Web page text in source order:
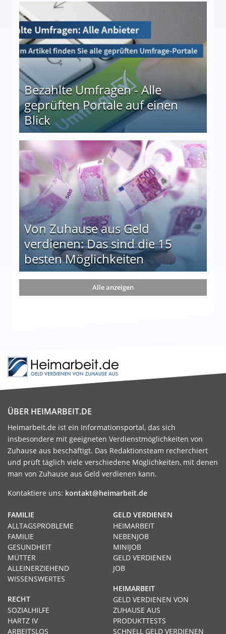
Bezahlte Umfragen - Alle
geprüften Portale auf einen
Blick
auf einen Blick
Von Zuhause aus Geld
verdienen: Das sind die 15
besten Möglichkeiten
die 15 besten Möglichkeiten
Alle anzeigen
ÜBER HEIMARBEIT.DE
Heimarbeit.de ist ein Informationsportal, das sich
insbesondere mit geeigneten Verdienstmöglichkeiten von
Zuhause aus beschäftigt. Das Redaktionsteam recherchiert
und prüft täglich viele verschiedene Möglichkeiten, mit denen
man von Zuhause aus Geld verdienen kann.
Kontaktiere uns: kontakt@heimarbeit.de
GELD VERDIENEN
HEIMARBEIT
NEBENJOB
MINIJOB
GELD VERDIENEN
JOB
HEIMARBEIT
GELD VERDIENEN VON
ZUHAUSE AUS
PRODUKTTESTS
SCHNELL GELD VERDIENEN
FAMILIE
ALLTAGSPROBLEME
FAMILIE
GESUNDHEIT
MÜTTER
ALLEINERZIEHEND
WISSENSWERTES
RECHT
SOZIALHILFE
HARTZ IV
ARBEITSLOS